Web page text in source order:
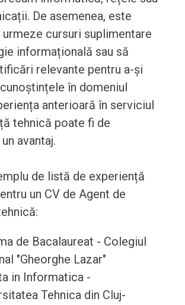
De asemenea, este
cursuri suplimentare
informațională sau să
relevante pentru a-și
în domeniul
anterioară în serviciul
tehnică poate fi de
avantaj.
de listă de experiență
un CV de Agent de
de Bacalaureat - Colegiul
"Gheorghe Lazar"
in Informatica -
Tehnica din Cluj-